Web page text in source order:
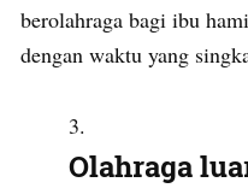
berolahraga bagi ibu
dengan waktu yang
Olahraga